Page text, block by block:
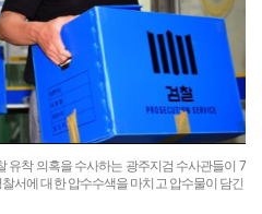
유착 의혹을 수사하는 광주지검 수사관들이 7
서에 대한 압수수색을 마치고 압수물이 담긴